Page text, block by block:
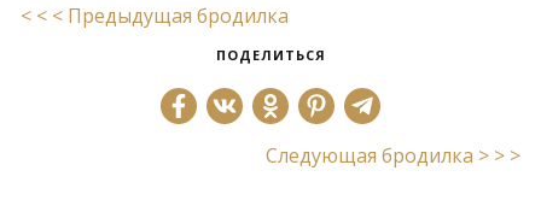
< < < Предыдущая бродилка
ПОДЕЛИТЬСЯ
Следующая бродилка > > >